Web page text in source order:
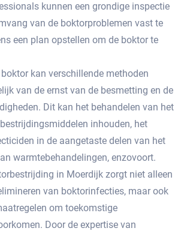
kunnen een grondige inspectie
van de boktorproblemen vast te
een plan opstellen om de boktor te
kan verschillende methoden
van de ernst van de besmetting en de
Dit kan het behandelen van het
inhouden, het
in de aangetaste delen van het
warmtebehandelingen, enzovoort.​
in Moerdijk zorgt niet alleen
van boktorinfecties, maar ook
om toekomstige
Door de expertise van